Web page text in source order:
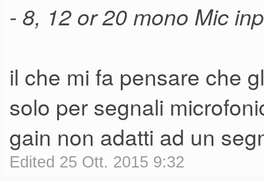
nel tuo caso il cp5 aveva
Grazie per
ma nulla: forse dipende
segnalato il proprietario del
- 8, 12 or 20 mono Mic
il che mi fa pensare che
solo per segnali
gain non adatti ad un
Edited 25 Ott. 2015 9:32